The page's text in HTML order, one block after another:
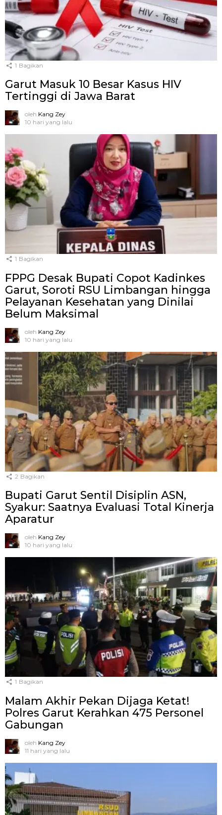
1 Bagikan
Garut Masuk 10 Besar Kasus HIV
Tertinggi di Jawa Barat
oleh Kang Zey
10 hari yang lalu
1 Bagikan
FPPG Desak Bupati Copot Kadinkes
Garut, Soroti RSU Limbangan hingga
Pelayanan Kesehatan yang Dinilai
Belum Maksimal
oleh Kang Zey
10 hari yang lalu
2 Bagikan
Bupati Garut Sentil Disiplin ASN,
Syakur: Saatnya Evaluasi Total Kinerja
Aparatur
oleh Kang Zey
10 hari yang lalu
1 Bagikan
Malam Akhir Pekan Dijaga Ketat!
Polres Garut Kerahkan 475 Personel
Gabungan
oleh Kang Zey
11 hari yang lalu